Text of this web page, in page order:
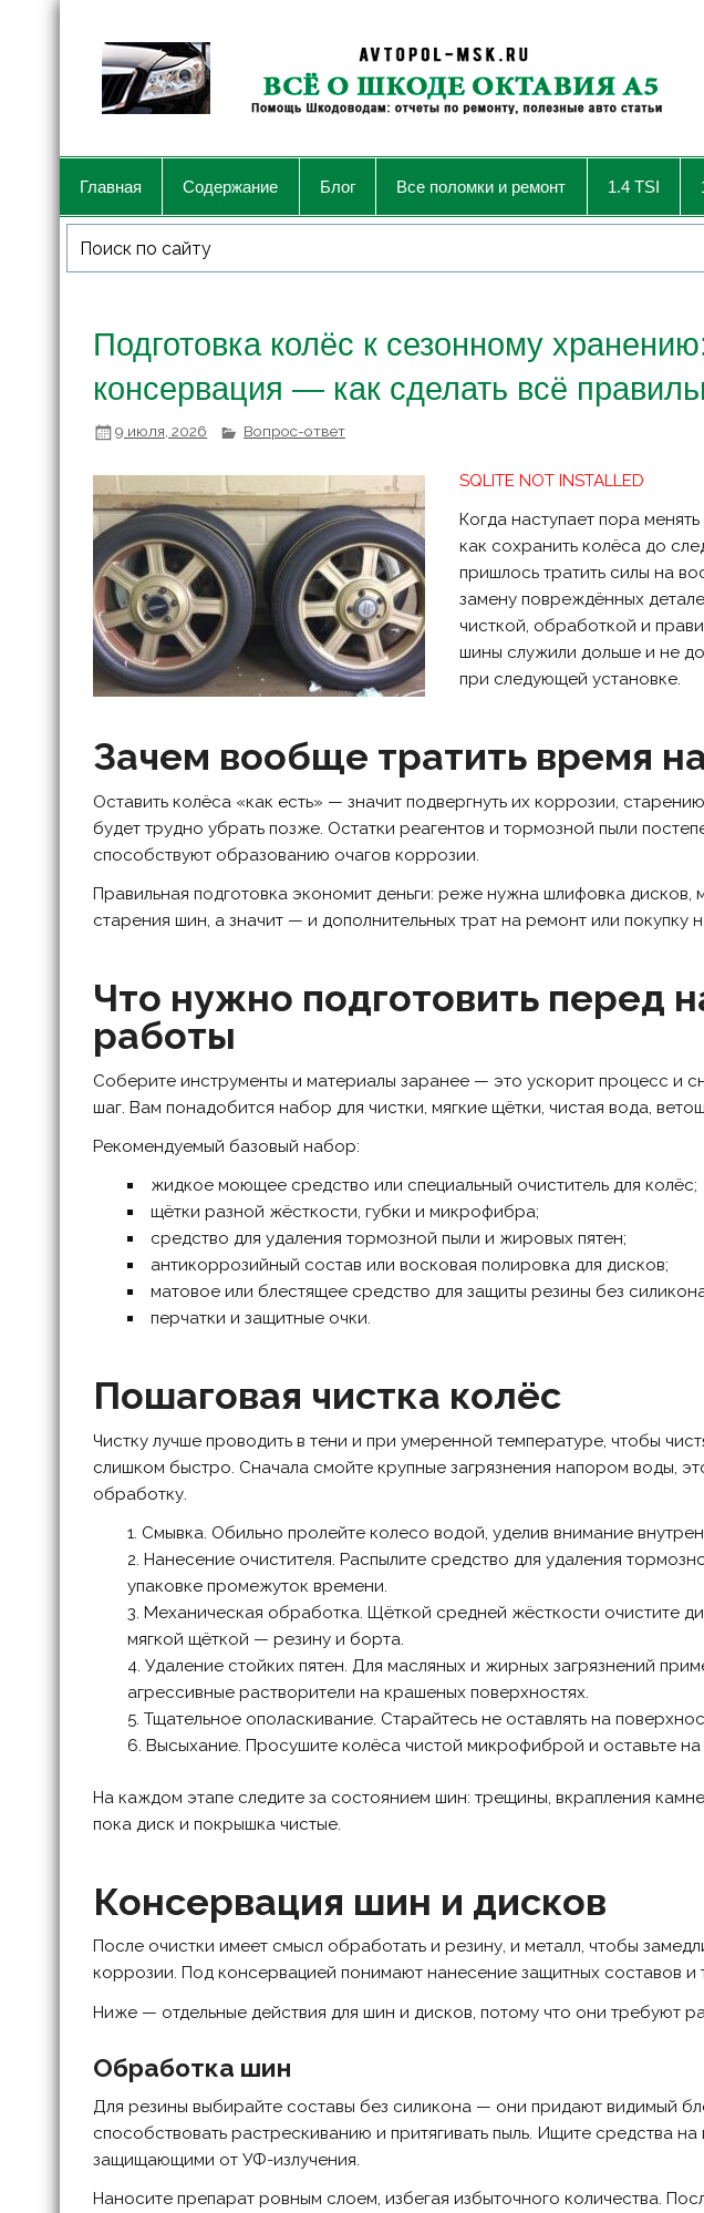
Главная Содержание Блог Все поломки и ремонт 1.4 TSI
Подготовка колёс к сезонному
консервация — как сделать всё
9 июля, 2026 Вопрос-ответ
SQLITE NOT INSTALLED
Когда наступает пора
как сохранить колёса до
пришлось тратить силы на
замену повреждённых
чисткой, обработкой и
шины служили дольше и не
при следующей установке.
Зачем вообще тратить время
Оставить колёса «как есть» — значит подвергнуть их коррозии,
будет трудно убрать позже. Остатки реагентов и тормозной пыли
способствуют образованию очагов коррозии.
Правильная подготовка экономит деньги: реже нужна шлифовка
старения шин, а значит — и дополнительных трат на ремонт или покупку
Что нужно подготовить перед
работы
Соберите инструменты и материалы заранее — это ускорит процесс и
шаг. Вам понадобится набор для чистки, мягкие щётки, чистая вода,
Рекомендуемый базовый набор:
жидкое моющее средство или специальный очиститель для колёс;
щётки разной жёсткости, губки и микрофибра;
средство для удаления тормозной пыли и жировых пятен;
антикоррозийный состав или восковая полировка для дисков;
матовое или блестящее средство для защиты резины без
перчатки и защитные очки.
Пошаговая чистка колёс
Чистку лучше проводить в тени и при умеренной температуре, чтобы
слишком быстро. Сначала смойте крупные загрязнения напором воды,
обработку.
Смывка. Обильно пролейте колесо водой, уделив внимание
Нанесение очистителя. Распылите средство для удаления
упаковке промежуток времени.
Механическая обработка. Щёткой средней жёсткости очистите
мягкой щёткой — резину и борта.
Удаление стойких пятен. Для масляных и жирных загрязнений
агрессивные растворители на крашеных поверхностях.
Тщательное ополаскивание. Старайтесь не оставлять на
Высыхание. Просушите колёса чистой микрофиброй и оставьте на
На каждом этапе следите за состоянием шин: трещины, вкрапления
пока диск и покрышка чистые.
Консервация шин и дисков
После очистки имеет смысл обработать и резину, и металл, чтобы
коррозии. Под консервацией понимают нанесение защитных составов и
Ниже — отдельные действия для шин и дисков, потому что они требуют
Обработка шин
Для резины выбирайте составы без силикона — они придают видимый
способствовать растрескиванию и притягивать пыль. Ищите средства
защищающими от УФ-излучения.
Наносите препарат ровным слоем, избегая избыточного количества.